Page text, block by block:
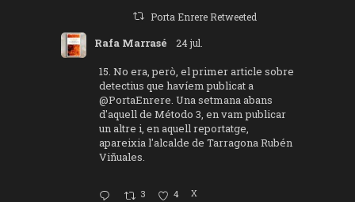
Porta Enrere Retweeted
Rafa Marrasé 24 jul.
15. No era, però, el primer article sobre
detectius que havíem publicat a
@PortaEnrere. Una setmana abans
d'aquell de Método 3, en vam publicar
un altre i, en aquell reportatge,
apareixia l'alcalde de Tarragona Rubén
Viñuales.
3 4 X